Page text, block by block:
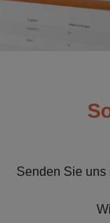
Senden Sie uns